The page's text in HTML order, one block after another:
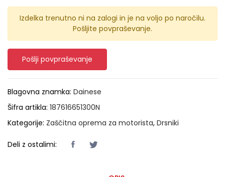
Izdelka trenutno ni na zalogi in je na voljo po naročilu.
Pošljite povpraševanje.
Pošlji povpraševanje
Blagovna znamka: Dainese
Šifra artikla: 187616651300N
Kategorije: Zaščitna oprema za motorista, Drsniki
Deli z ostalimi: